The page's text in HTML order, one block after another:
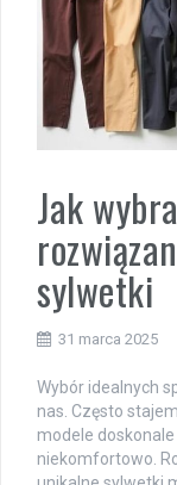
Jak
sylwetki
31 marca 2025
Wybór idealnych
nas. Często
modele
niekomfortowo.